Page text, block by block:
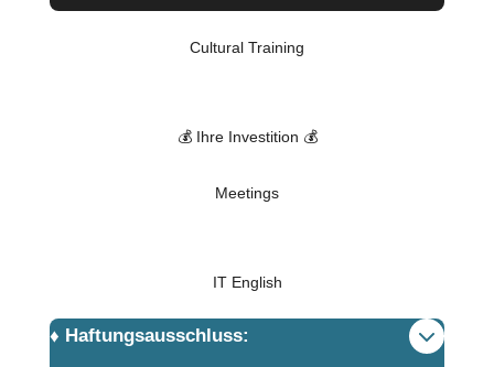
Cultural Training
💰 Ihre Investition 💰
Meetings
IT English
♦️ Haftungsausschluss: